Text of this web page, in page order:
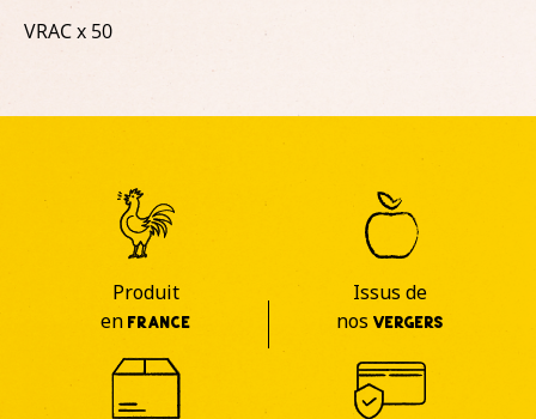
VRAC x 50
Produit
en FRANCE
Issus de
nos VERGERS